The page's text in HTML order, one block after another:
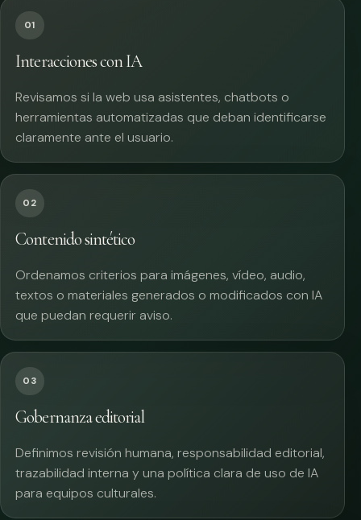
01
Interacciones con IA
Revisamos si la web usa asistentes, chatbots o
herramientas automatizadas que deban identificarse
claramente ante el usuario.
02
Contenido sintético
Ordenamos criterios para imágenes, vídeo, audio,
textos o materiales generados o modificados con IA
que puedan requerir aviso.
03
Gobernanza editorial
Definimos revisión humana, responsabilidad editorial,
trazabilidad interna y una política clara de uso de IA
para equipos culturales.